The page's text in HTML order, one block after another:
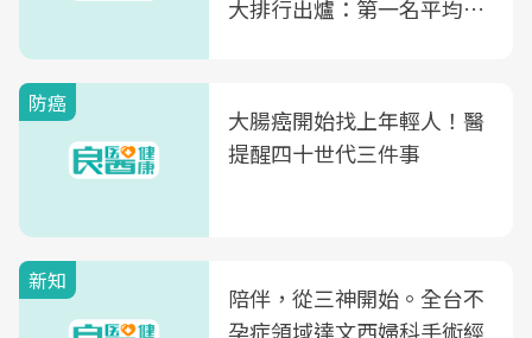
大排行出爐：第一名平均一
防癌
大腸癌開始找上年輕人！醫
提醒四十世代三件事
新知
陪伴，從三神開始。全台不
孕症領域達文西婦科手術經